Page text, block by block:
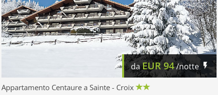
daEUR94/notte
Appartamento Centaure a Sainte - Croix